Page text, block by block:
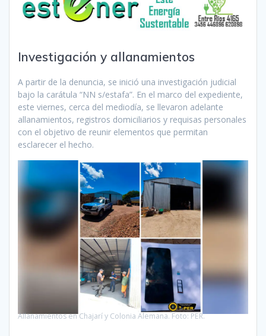
Investigación y allanamientos
A partir de la denuncia, se inició una investigación judicial
bajo la carátula “NN s/estafa”. En el marco del expediente,
este viernes, cerca del mediodía, se llevaron adelante
allanamientos, registros domiciliarios y requisas personales
con el objetivo de reunir elementos que permitan
esclarecer el hecho.
Allanamientos en Chajarí y Colonia Alemana. Foto: PER.